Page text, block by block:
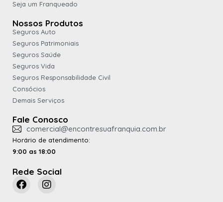
Seja um Franqueado
Nossos Produtos
Seguros Auto
Seguros Patrimoniais
Seguros Saúde
Seguros Vida
Seguros Responsabilidade Civil
Consócios
Demais Serviços
Fale Conosco
comercial@encontresuafranquia.com.br
Horário de atendimento:
9:00 as 18:00
Rede Social